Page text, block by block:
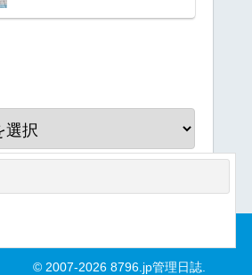
© 2007-2026 8796.jp管理日誌.